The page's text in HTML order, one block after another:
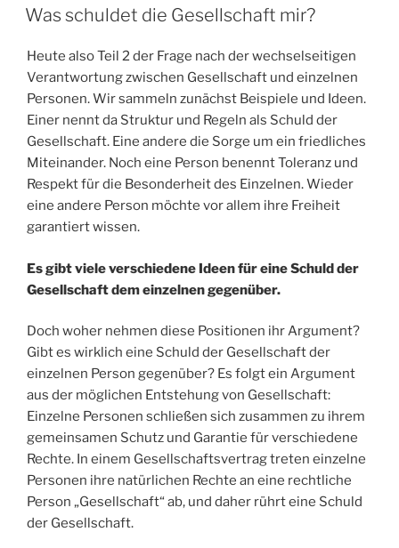
AM
Was schuldet die Gesellschaft mir?
Heute also Teil 2 der Frage nach der wechselseitigen
Verantwortung zwischen Gesellschaft und einzelnen
Personen. Wir sammeln zunächst Beispiele und Ideen.
Einer nennt da Struktur und Regeln als Schuld der
Gesellschaft. Eine andere die Sorge um ein friedliches
Miteinander. Noch eine Person benennt Toleranz und
Respekt für die Besonderheit des Einzelnen. Wieder
eine andere Person möchte vor allem ihre Freiheit
garantiert wissen.
Es gibt viele verschiedene Ideen für eine Schuld der
Gesellschaft dem einzelnen gegenüber.
Doch woher nehmen diese Positionen ihr Argument?
Gibt es wirklich eine Schuld der Gesellschaft der
einzelnen Person gegenüber? Es folgt ein Argument
aus der möglichen Entstehung von Gesellschaft:
Einzelne Personen schließen sich zusammen zu ihrem
gemeinsamen Schutz und Garantie für verschiedene
Rechte. In einem Gesellschaftsvertrag treten einzelne
Personen ihre natürlichen Rechte an eine rechtliche
Person „Gesellschaft“ ab, und daher rührt eine Schuld
der Gesellschaft.